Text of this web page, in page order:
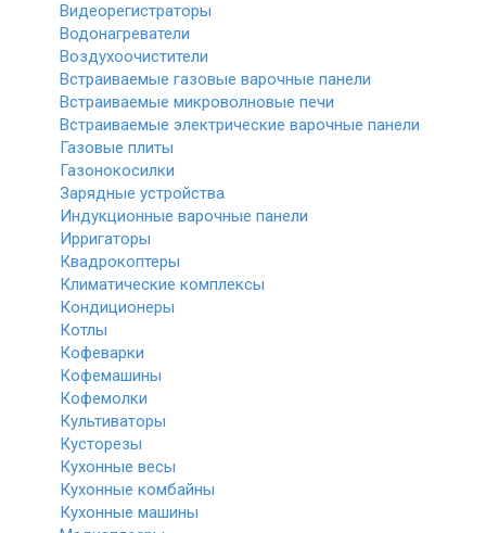
Видеорегистраторы
Водонагреватели
Воздухоочистители
Встраиваемые газовые варочные панели
Встраиваемые микроволновые печи
Встраиваемые электрические варочные панели
Газовые плиты
Газонокосилки
Зарядные устройства
Индукционные варочные панели
Ирригаторы
Квадрокоптеры
Климатические комплексы
Кондиционеры
Котлы
Кофеварки
Кофемашины
Кофемолки
Культиваторы
Кусторезы
Кухонные весы
Кухонные комбайны
Кухонные машины